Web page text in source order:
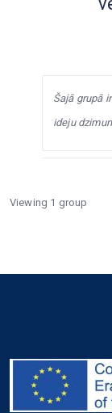
Šajā grupā
ideju
Viewing 1 group